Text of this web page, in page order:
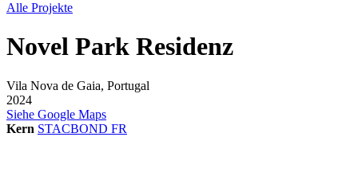
Alle Projekte
Novel Park Residenz
Vila Nova de Gaia, Portugal
2024
Siehe Google Maps
Kern STACBOND FR